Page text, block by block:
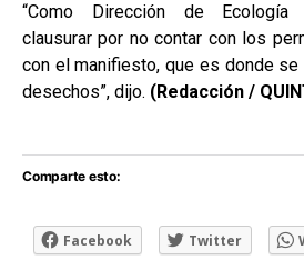
“Como Dirección de Ecología
clausurar por no contar con los
con el manifiesto, que es donde
desechos”, dijo. (Redacción /
Comparte esto:
Facebook Twitter